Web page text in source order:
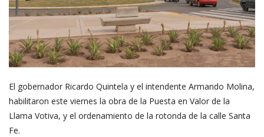
El gobernador Ricardo Quintela y el intendente Armando Molina,
habilitaron este viernes la obra de la Puesta en Valor de la
Llama Votiva, y el ordenamiento de la rotonda de la calle Santa
Fe.